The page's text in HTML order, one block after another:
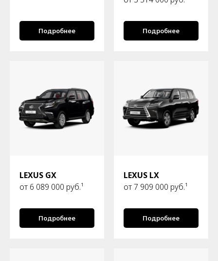
Подробнее Подробнее
LEXUS GX
от 6 089 000 руб.¹
Подробнее
LEXUS LX
от 7 909 000 руб.¹
Подробнее